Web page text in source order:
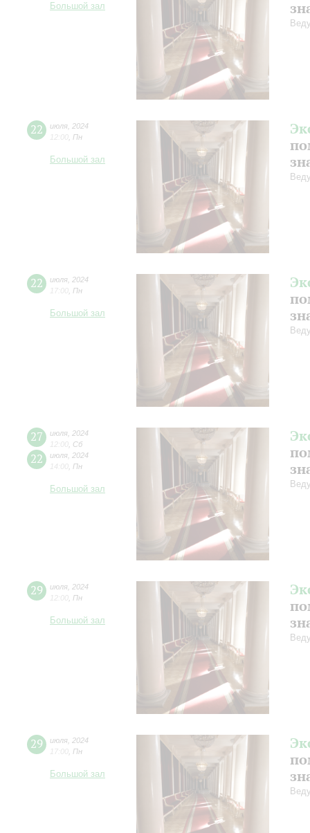
Большой зал
22 июля 2024
12:00 Пн
Большой зал
22 июля 2024
17:00 Пн
Большой зал
27 июля 2024
12:00 Сб
22 июля 2024
14:00 Пн
Большой зал
29 июля 2024
12:00 Пн
Большой зал
29 июля 2024
17:00 Пн
Большой зал